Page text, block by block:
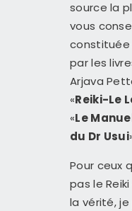
source la
vous
constituée
par les
Arjava
«Reiki-Le
«Le
du Dr Usui
Pour ceux
pas le
la vérité,